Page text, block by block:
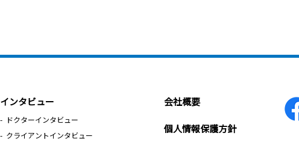
インタビュー
ドクターインタビュー
クライアントインタビュー
会社概要
個人情報保護方針